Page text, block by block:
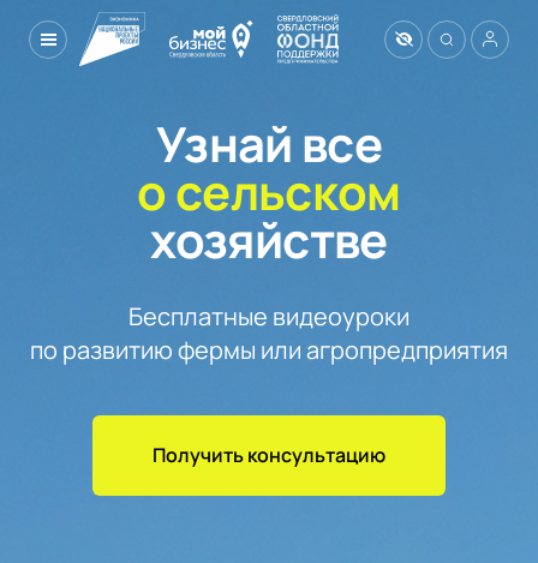
Узнай все
о сельском
хозяйстве
Бесплатные видеоуроки
по развитию фермы или агропредприятия
Получить консультацию